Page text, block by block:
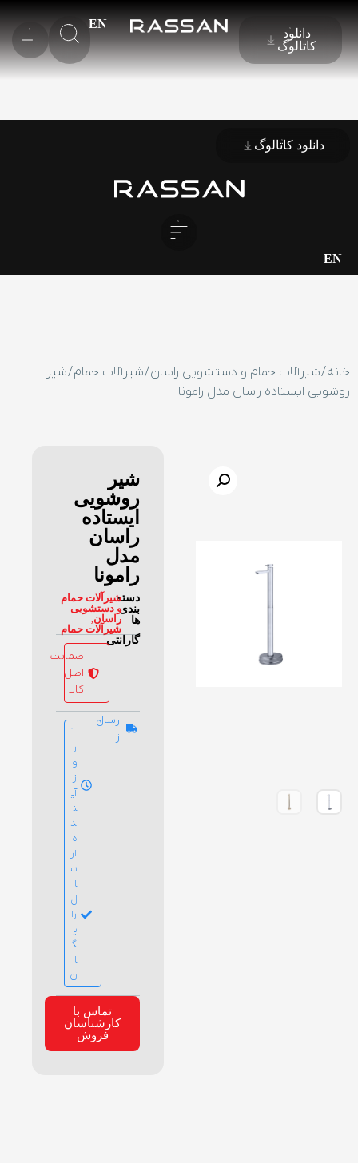
دانلود
کاتالوگ
EN
دانلود کاتالوگ
EN
خانه/شیرآلات حمام و دستشویی راسان/شیرآلات حمام/ شیر
روشویی ایستاده راسان مدل رامونا
شیر
روشویی
ایستاده
راسان
مدل
رامونا
دسته
بندی
ها
شیرآلات حمام
و دستشویی
راسان,
شیرآلات حمام
گارانتی
ضمانت
اصل
کالا
ارسال
از
1
ر
و
ز
آی
ن
د
ه
ار
س
ا
ل
را
ی
گ
ا
ن
تماس با
کارشناسان
فروش